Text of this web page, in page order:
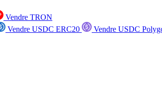
Vendre TRON
Vendre USDC ERC20
Vendre USDC